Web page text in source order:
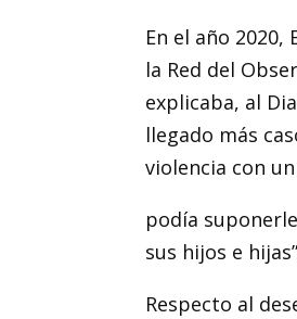
En el año 2020,
la Red del
explicaba, al
llegado más
violencia con
podía
sus hijos e
Respecto al